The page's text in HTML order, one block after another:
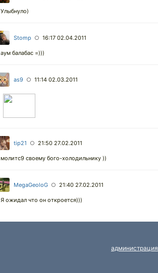
Улыбнуло)
Stomp ○ 16:17 02.04.2011
аум балабас =)))
as9 ○ 11:14 02.03.2011
tip21 ○ 21:50 27.02.2011
молитс9 своему бого-холодильнику ))
MegaGeoloG ○ 21:40 27.02.2011
Я ожидал что он откроется)))
администрация